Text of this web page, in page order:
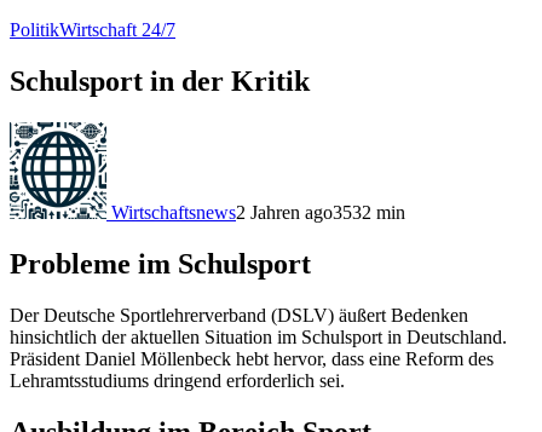
PolitikWirtschaft 24/7
Schulsport in der Kritik
Wirtschaftsnews2 Jahren ago3532 min
Probleme im Schulsport
Der Deutsche Sportlehrerverband (DSLV) äußert Bedenken
hinsichtlich der aktuellen Situation im Schulsport in Deutschland.
Präsident Daniel Möllenbeck hebt hervor, dass eine Reform des
Lehramtsstudiums dringend erforderlich sei.